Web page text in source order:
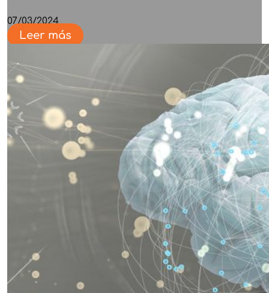
07/03/2024
Leer más